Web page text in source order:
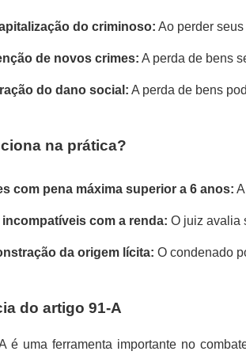
do criminoso: Ao perder
de novos crimes: A perda de bens
do dano social: A perda de bens
na prática?
com pena máxima superior a 6 anos:
incompatíveis com a renda: O juiz avalia
da origem lícita: O condenado
do artigo 91-A
é uma ferramenta importante no